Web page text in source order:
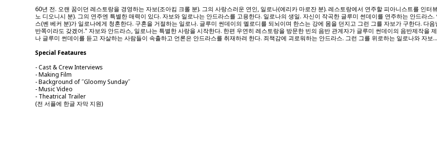
60년 전. 오랜 꿈이던 레스토랑을 경영하는 자보(조아킴 크롤 분). 그의 사랑스러운 연인, 일로나(에리카 마로잔 분). 레스토랑에서 연주할 피아니스트를 인
노 디오니시 분). 그의 연주엔 특별한 매력이 있다. 자보와 일로나는 안드라스를 고용한다. 일로나의 생일. 자신이 작곡한 글루미 썬데이를 연주하는 안드라
스(벤 베커 분)가 일로나에게 청혼한다. 구혼을 거절하는 일로나. 글루미 썬데이의 멜로디를 되뇌이며 한스는 강에 몸을 던지고 그런 그를 자보가 구한다. 다
반쪽이라도 갖겠어." 자보와 안드라스, 일로나는 특별한 사랑을 시작한다. 한편 우연히 레스토랑을 방문한 빈의 음반 관계자가 글루미 썬데이의 음반제작을
나 글루미 썬데이를 듣고 자살하는 사람들이 속출하고 언론은 안드라스를 취재하려 한다. 죄책감에 괴로워하는 안드라스. 그런 그를 위로하는 일로나와 자보
Special Feataures
- Cast & Crew Interviews
- Making Film
- Background of ˝Gloomy Sunday˝
- Music Video
- Theatrical Trailer
(전 서플에 한글 자막 지원)